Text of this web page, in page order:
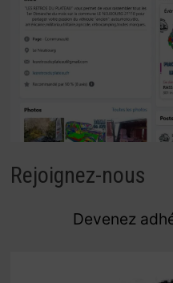
Rejoignez-nous
Devenez